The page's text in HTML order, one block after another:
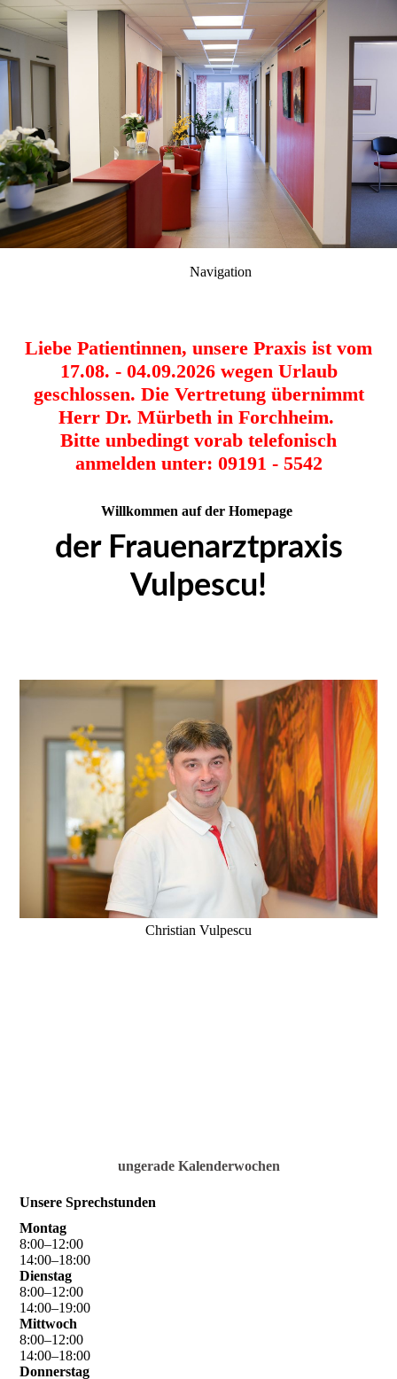
Navigation
Liebe Patientinnen, unsere Praxis ist vom
17.08. - 04.09.2026 wegen Urlaub
geschlossen. Die Vertretung übernimmt
Herr Dr. Mürbeth in Forchheim.
Bitte unbedingt vorab telefonisch
anmelden unter: 09191 - 5542
Willkommen auf der Homepage
der Frauenarztpraxis
Vulpescu!
Christian Vulpescu
ungerade Kalenderwochen
Unsere Sprechstunden
Montag
8:00–12:00
14:00–18:00
Dienstag
8:00–12:00
14:00–19:00
Mittwoch
8:00–12:00
14:00–18:00
Donnerstag